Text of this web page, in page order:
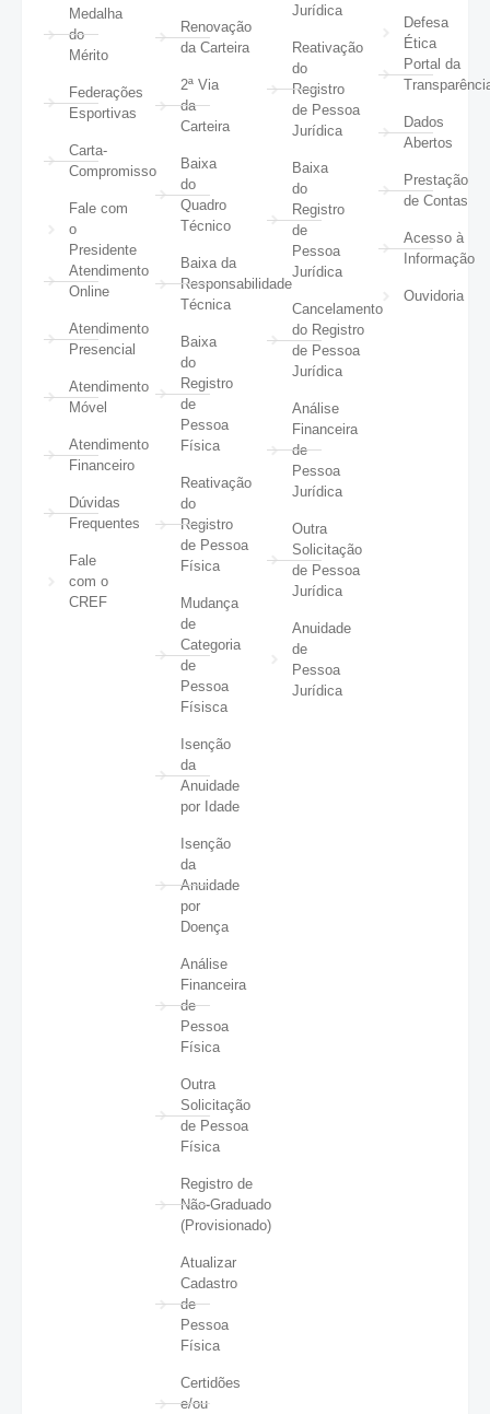
Medalha
do
Mérito
Federações
Esportivas
Carta-
Compromisso
Fale com
o
Presidente
Atendimento
Online
Atendimento
Presencial
Atendimento
Móvel
Atendimento
Financeiro
Dúvidas
Frequentes
Fale
com o
CREF
Renovação
da Carteira
2ª Via
da
Carteira
Baixa
do
Quadro
Técnico
Baixa da
Responsabilidade
Técnica
Baixa
do
Registro
de
Pessoa
Física
Reativação
do
Registro
de Pessoa
Física
Mudança
de
Categoria
de
Pessoa
Físisca
Isenção
da
Anuidade
por Idade
Isenção
da
Anuidade
por
Doença
Análise
Financeira
de
Pessoa
Física
Outra
Solicitação
de Pessoa
Física
Registro de
Não-Graduado
(Provisionado)
Atualizar
Cadastro
de
Pessoa
Física
Certidões
e/ou
Jurídica
Reativação
do
Registro
de Pessoa
Jurídica
Baixa
do
Registro
de
Pessoa
Jurídica
Cancelamento
do Registro
de Pessoa
Jurídica
Análise
Financeira
de
Pessoa
Jurídica
Outra
Solicitação
de Pessoa
Jurídica
Anuidade
de
Pessoa
Jurídica
Defesa
Ética
Portal da
Dados
Abertos
Prestação
de Contas
Acesso à
Informação
Ouvidoria